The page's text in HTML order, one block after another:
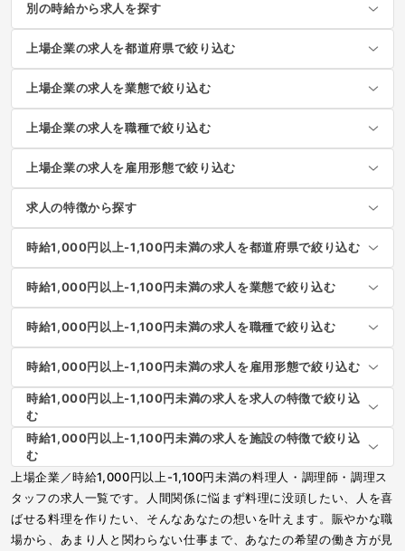
別の時給から求人を探す
上場企業の求人を都道府県で絞り込む
上場企業の求人を業態で絞り込む
上場企業の求人を職種で絞り込む
上場企業の求人を雇用形態で絞り込む
求人の特徴から探す
時給1,000円以上-1,100円未満の求人を都道府県で絞り込む
時給1,000円以上-1,100円未満の求人を業態で絞り込む
時給1,000円以上-1,100円未満の求人を職種で絞り込む
時給1,000円以上-1,100円未満の求人を雇用形態で絞り込む
時給1,000円以上-1,100円未満の求人を求人の特徴で絞り込
む
時給1,000円以上-1,100円未満の求人を施設の特徴で絞り込
む
上場企業／時給1,000円以上-1,100円未満の料理人・調理師・調理ス
タッフの求人一覧です。人間関係に悩まず料理に没頭したい、人を喜
ばせる料理を作りたい、そんなあなたの想いを叶えます。賑やかな職
場から、あまり人と関わらない仕事まで、あなたの希望の働き方が見